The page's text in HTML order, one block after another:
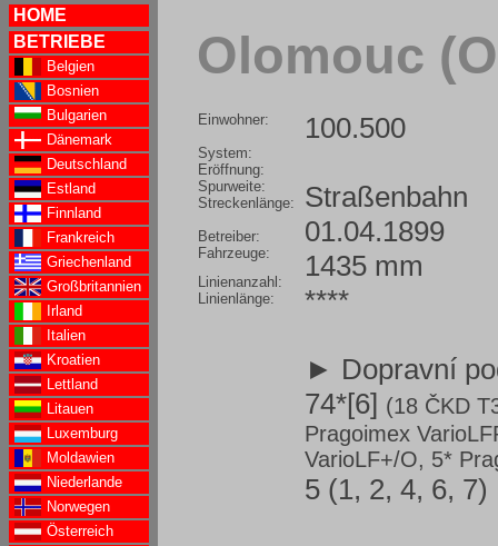
HOME
BETRIEBE
Belgien
Bosnien
Bulgarien
Dänemark
Deutschland
Estland
Finnland
Frankreich
Griechenland
Großbritannien
Irland
Italien
Kroatien
Lettland
Litauen
Luxemburg
Moldawien
Niederlande
Norwegen
Österreich
Olomouc
Einwohner:
System:
Eröffnung:
Spurweite:
Streckenlänge:
Betreiber:
Fahrzeuge:
Linienanzahl:
Linienlänge:
100.500
Straßenbahn
01.04.1899
1435 mm
****
► Dopravní
74*[6] (18 ČKD
Pragoimex
VarioLF+/O, 5*
5 (1, 2, 4, 6, 7)